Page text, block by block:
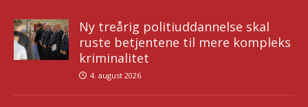
Ny treårig politiuddannelse skal
ruste betjentene til mere kompleks
kriminalitet
4. august 2026